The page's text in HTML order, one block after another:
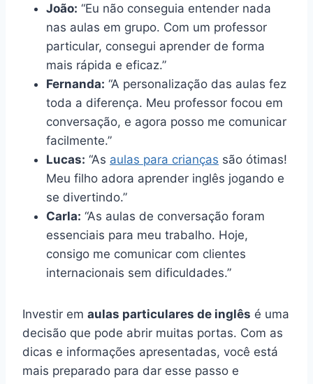
João: “Eu não conseguia entender nada
nas aulas em grupo. Com um professor
particular, consegui aprender de forma
mais rápida e eficaz.”
Fernanda: “A personalização das aulas fez
toda a diferença. Meu professor focou em
conversação, e agora posso me comunicar
facilmente.”
Lucas: “As aulas para crianças são ótimas!
Meu filho adora aprender inglês jogando e
se divertindo.”
Carla: “As aulas de conversação foram
essenciais para meu trabalho. Hoje,
consigo me comunicar com clientes
internacionais sem dificuldades.”
Investir em aulas particulares de inglês é uma
decisão que pode abrir muitas portas. Com as
dicas e informações apresentadas, você está
mais preparado para dar esse passo e